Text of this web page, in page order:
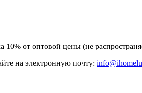
10% от оптовой цены (не
на электронную почту: